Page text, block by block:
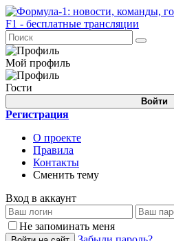
Мой профиль
Гости
Войти
Регистрация
О проекте
Правила
Контакты
Сменить тему
Вход в аккаунт
Не запоминать меня